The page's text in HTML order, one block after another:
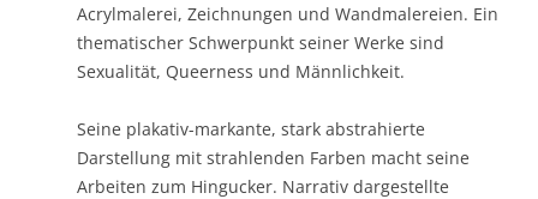
Acrylmalerei, Zeichnungen und Wandmalereien. Ein
thematischer Schwerpunkt seiner Werke sind
Sexualität, Queerness und Männlichkeit.
Seine plakativ-markante, stark abstrahierte
Darstellung mit strahlenden Farben macht seine
Arbeiten zum Hingucker. Narrativ dargestellte